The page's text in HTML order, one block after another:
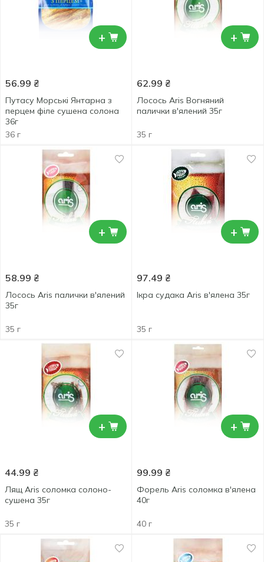
+
56.99 ₴
Путасу Морські Янтарна з
перцем філе сушена солона
36г
36 г
+
62.99 ₴
Лосось Aris Вогняний
палички в'ялений 35г
35 г
+
58.99 ₴
Лосось Aris палички в'ялений
35г
35 г
+
97.49 ₴
Ікра судака Aris в'ялена 35г
35 г
+
44.99 ₴
Лящ Aris соломка солоно-
сушена 35г
35 г
+
99.99 ₴
Форель Aris соломка в'ялена
40г
40 г